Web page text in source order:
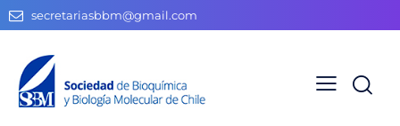
secretariasbbm@gmail.com